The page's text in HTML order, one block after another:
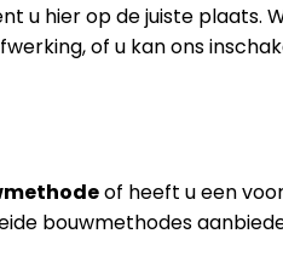
u hier op de juiste plaats.
of u kan ons
of heeft u een
bouwmethodes